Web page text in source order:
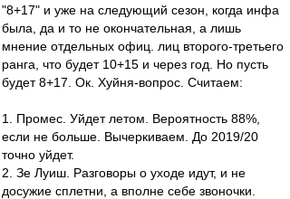
"8+17" и уже на следующий сезон, когда инфа
была, да и то не окончательная, а лишь
мнение отдельных офиц. лиц второго-третьего
ранга, что будет 10+15 и через год. Но пусть
будет 8+17. Ок. Хуйня-вопрос. Считаем:
1. Промес. Уйдет летом. Вероятность 88%,
если не больше. Вычеркиваем. До 2019/20
точно уйдет.
2. Зе Луиш. Разговоры о уходе идут, и не
досужие сплетни, а вполне себе звоночки.